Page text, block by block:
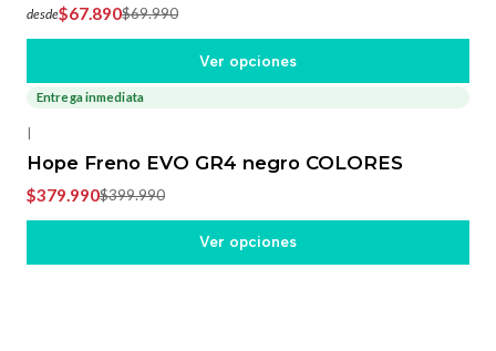
desde$67.890$69.990
Ver opciones
Entrega inmediata
|
Hope Freno EVO GR4 negro COLORES
$379.990$399.990
Ver opciones